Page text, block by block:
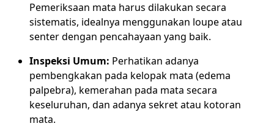
Pemeriksaan mata harus dilakukan secara
sistematis, idealnya menggunakan loupe atau
senter dengan pencahayaan yang baik.
Inspeksi Umum: Perhatikan adanya
pembengkakan pada kelopak mata (edema
palpebra), kemerahan pada mata secara
keseluruhan, dan adanya sekret atau kotoran
mata.